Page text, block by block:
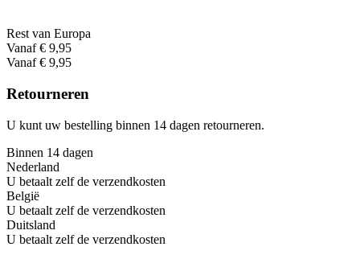
Rest van Europa
Vanaf € 9,95
Vanaf € 9,95
Retourneren
U kunt uw bestelling binnen 14 dagen retourneren.
Binnen 14 dagen
Nederland
U betaalt zelf de verzendkosten
België
U betaalt zelf de verzendkosten
Duitsland
U betaalt zelf de verzendkosten